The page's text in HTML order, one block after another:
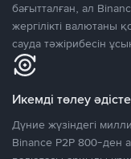
бағытталған, ал
жергілікті
сауда тәжірибесін
Икемді төлеу
Дүние жүзіндегі
Binance P2P 800-ден